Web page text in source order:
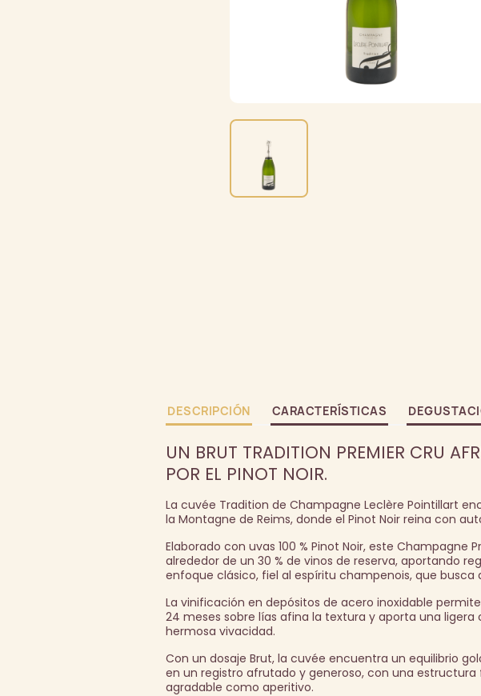
DESCRIPCIÓN CARACTERÍSTICAS
UN BRUT TRADITION PREMIER CRU
POR EL PINOT NOIR.
La cuvée Tradition de Champagne Leclère Pointillart
la Montagne de Reims, donde el Pinot Noir reina con
Elaborado con uvas 100 % Pinot Noir, este
alrededor de un 30 % de vinos de reserva, aportando
enfoque clásico, fiel al espíritu champenois, que
La vinificación en depósitos de acero inoxidable
24 meses sobre lías afina la textura y aporta una
hermosa vivacidad.
Con un dosaje Brut, la cuvée encuentra un equilibrio
en un registro afrutado y generoso, con una
agradable como aperitivo.